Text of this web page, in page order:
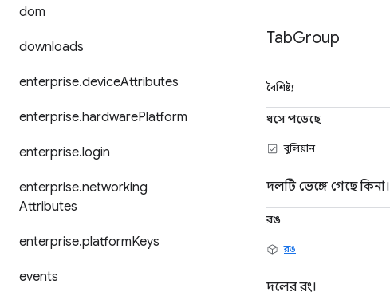
dom
downloads
enterprise.deviceAttributes
enterprise.hardwarePlatform
enterprise.login
enterprise.networking
Attributes
enterprise.platformKeys
events
TabGroup
বৈশিষ্ট্য
ধসে পড়েছে
বুলিয়ান
দলটি ভেঙ্গে গেছে
রঙ
রঙ
দলের রং।